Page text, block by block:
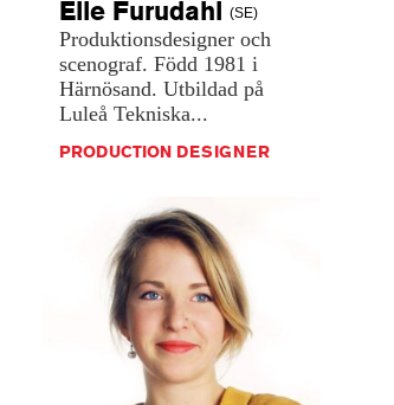
Elle Furudahl (SE)
Produktionsdesigner och
scenograf. Född 1981 i
Härnösand. Utbildad på
Luleå Tekniska...
PRODUCTION DESIGNER